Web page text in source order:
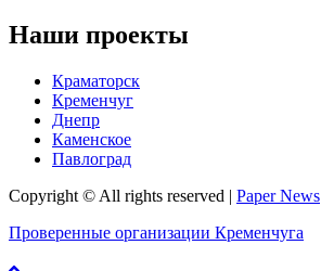
Наши проекты
Краматорск
Кременчуг
Днепр
Каменское
Павлоград
Copyright © All rights reserved | Paper News
Проверенные организации Кременчуга